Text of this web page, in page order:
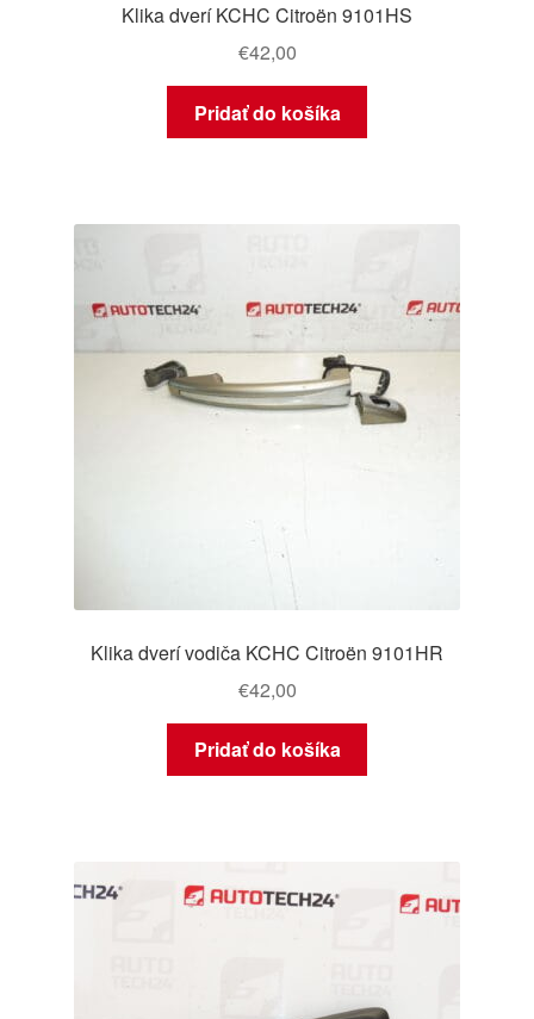
Reklamačný poriadok
Klika dverí KCHC Citroën 9101HS
€42,00
Pridať do košíka
Klika dverí vodiča KCHC Citroën 9101HR
€42,00
Pridať do košíka